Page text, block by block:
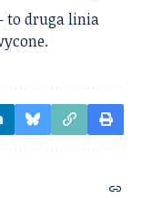
to druga linia